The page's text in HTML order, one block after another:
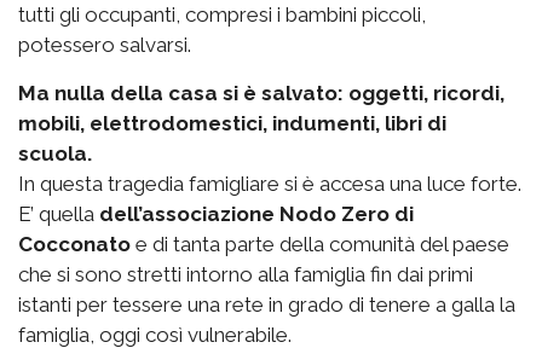
tutti gli occupanti, compresi i bambini piccoli,
potessero salvarsi.
Ma nulla della casa si è salvato: oggetti, ricordi,
mobili, elettrodomestici, indumenti, libri di
scuola.
In questa tragedia famigliare si è accesa una luce forte.
E’ quella dell’associazione Nodo Zero di
Cocconato e di tanta parte della comunità del paese
che si sono stretti intorno alla famiglia fin dai primi
istanti per tessere una rete in grado di tenere a galla la
famiglia, oggi così vulnerabile.